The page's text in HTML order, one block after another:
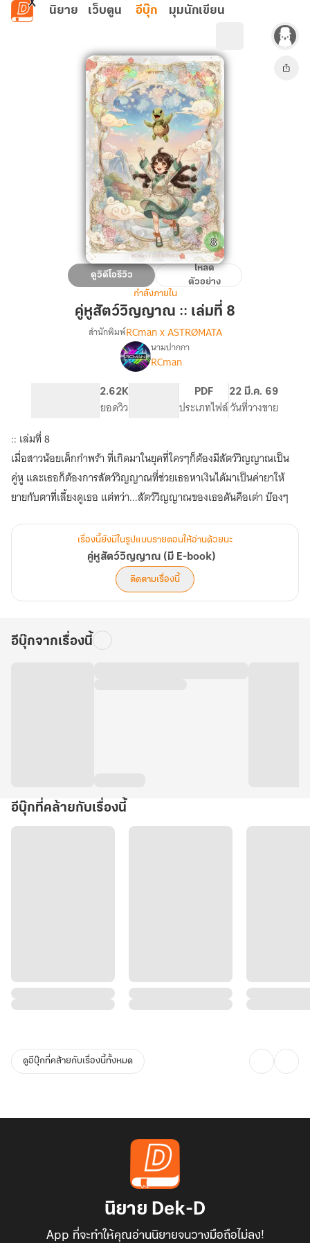
ข้ามไปยังเนื้อหาหลัก
นิยาย เว็บตูน อีบุ๊ก มุมนักเขียน
คู่หู
สัตว์
วิญญาณ
::
เล่ม
ดูวิดีโอรีวิว
โหลด
ตัวอย่าง
กำลังภายใน
คู่หูสัตว์วิญญาณ :: เล่มที่ 8
เรื่อง
คู่หู
สำนักพิมพ์RCman x ASTRØMATA
นามปากกา
RCman
2.62K
ยอดวิว
PDF
ประเภทไฟล์
22 มี.ค. 69
วันที่วางขาย
:: เล่มที่ 8
เมื่อสาวน้อยเด็กกำพร้า ที่เกิดมาในยุคที่ใครๆก็ต้องมีสัตว์วิญญาณเป็น
คู่หู และเธอก็ต้องการสัตว์วิญญาณที่ช่วยเธอหาเงินได้มาเป็นค่ายาให้
ยายกับตาที่เลี้ยงดูเธอ แต่ทว่า...สัตว์วิญญาณของเธอดันคือเต่า บ๊องๆ
เรื่องนี้ยังมีในรูปแบบรายตอนให้อ่านด้วยนะ
คู่หูสัตว์วิญญาณ (มี E-book)
ติดตามเรื่องนี้
อีบุ๊กจากเรื่องนี้
อีบุ๊กที่คล้ายกับเรื่องนี้
ดูอีบุ๊กที่คล้ายกับเรื่องนี้ทั้งหมด
นิยาย Dek-D
App ที่จะทำให้คุณอ่านนิยายจนวางมือถือไม่ลง!